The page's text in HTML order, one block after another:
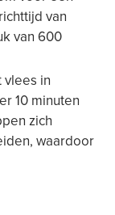
van
van 600
in
10 minuten
zich
waardoor